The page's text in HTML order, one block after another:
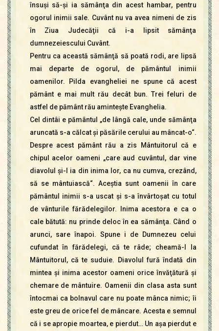
însuşi să-şi ia sămânţa din acest hambar, pentru
ogorul inimii sale. Cuvânt nu va avea nimeni de zis
în Ziua Judecăţii că i-a lipsit sămânţa
dumnezeiescului Cuvânt.
Pentru ca această sămânţă să poată rodi, are lipsă
mai departe de ogorul, de pământul inimii
oamenilor. Pilda evangheliei ne spune că acest
pământ e mai mult rău decât bun. Trei feluri de
astfel de pământ rău aminteşte Evanghelia.
Cel dintâi e pământul „de lângă cale, unde sămânţa
aruncată s-a călcat şi păsările cerului au mâncat-o“.
Despre acest pământ rău a zis Mântuitorul că e
chipul acelor oameni „care aud cuvântul, dar vine
diavolul şi-l ia din inima lor, ca nu cumva, crezând,
să se mântuiască“. Aceştia sunt oamenii în care
pământul inimii s-a uscat şi s-a învârtoşat cu totul
de vânturile fărădelegilor. Inima acestora e ca o
cale bătută: nu prinde deloc în ea sămânţa. Când o
arunci, sare înapoi. Spune i de Dumnezeu celui
cufundat în fărădelegi, că te râde; cheamă-l la
Mântuitorul, că te suduie. Diavolul fură îndată din
mintea şi inima acestor oameni orice învăţătură şi
chemare de mântuire. Oamenii din clasa asta sunt
întocmai ca bolnavul care nu poate mânca nimic; îi
este greu de orice fel de mâncare. Acesta e semnul
că i se apropie moartea, e pierdut… Un aşa pierdut e